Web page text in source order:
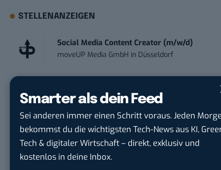
Smarter als dein Feed
Sei anderen immer einen Schritt voraus. Jeden
bekommst du die wichtigsten Tech-News aus KI,
Tech & digitaler Wirtschaft – direkt, exklusiv und
kostenlos in deine Inbox.
STELLENANZEIGEN
Social Media Content Creator (m/w/d)
moveUP Media GmbH in Düsseldorf
touristische...
Social Media Manager – Content
Creation...